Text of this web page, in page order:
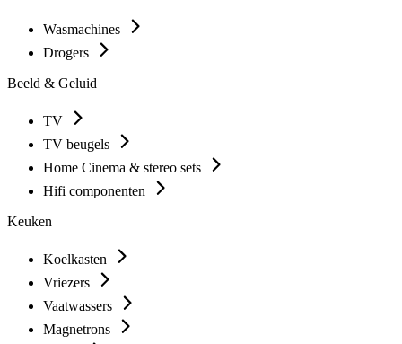
Wasmachines
Drogers
Beeld & Geluid
TV
TV beugels
Home Cinema & stereo sets
Hifi componenten
Keuken
Koelkasten
Vriezers
Vaatwassers
Magnetrons